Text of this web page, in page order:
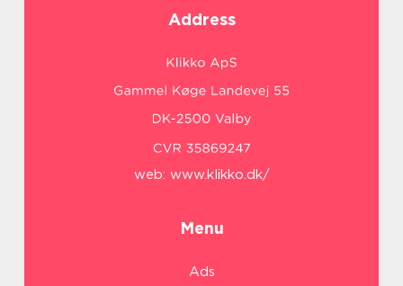
Address
web: www.klikko.dk/
Menu
Ads